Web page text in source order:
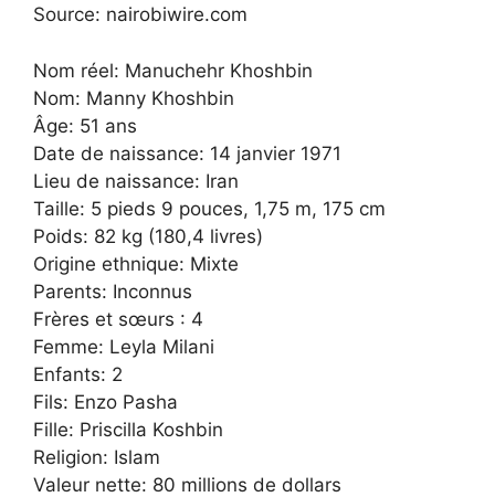
Source: nairobiwire.com
Nom réel: Manuchehr Khoshbin
Nom: Manny Khoshbin
Âge: 51 ans
Date de naissance: 14 janvier 1971
Lieu de naissance: Iran
Taille: 5 pieds 9 pouces, 1,75 m, 175 cm
Poids: 82 kg (180,4 livres)
Origine ethnique: Mixte
Parents: Inconnus
Frères et sœurs : 4
Femme: Leyla Milani
Enfants: 2
Fils: Enzo Pasha
Fille: Priscilla Koshbin
Religion: Islam
Valeur nette: 80 millions de dollars